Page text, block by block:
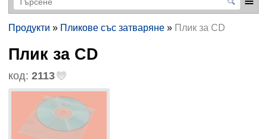
Продукти » Пликове със затваряне» Плик за CD
Плик за CD
код: 2113